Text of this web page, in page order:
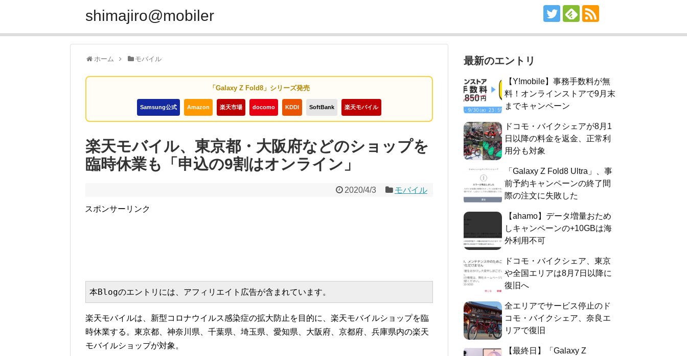
shimajiro@mobiler
ホーム モバイル
「Galaxy Z Fold8」シリーズ発売
Samsung公式 Amazon 楽天市場 docomo KDDI SoftBank 楽天モバイル
楽天モバイル、東京都・大阪府などのショップを
臨時休業も「申込の9割はオンライン」
2020/4/3 モバイル
スポンサーリンク
本Blogのエントリには、アフィリエイト広告が含まれています。
楽天モバイルは、新型コロナウイルス感染症の拡大防止を目的に、楽天モバイルショップを臨
時休業する。東京都、神奈川県、千葉県、埼玉県、愛知県、大阪府、京都府、兵庫県内の楽天
モバイルショップが対象。
最新のエントリ
【Y!mobile】事務手数料が無
料！オンラインストアで9月末
までキャンペーン
ドコモ・バイクシェアが8月1
日以降の料金を返金、正常利
用分も対象
「Galaxy Z Fold8 Ultra」、事
前予約キャンペーンの終了間
際の注文に失敗した
【ahamo】データ増量おため
しキャンペーンの+10GBは海
外利用不可
ドコモ・バイクシェア、東京
や全国エリアは8月7日以降に
復旧へ
全エリアでサービス停止のド
コモ・バイクシェア、奈良エ
リアで復旧
【最終日】「Galaxy Z